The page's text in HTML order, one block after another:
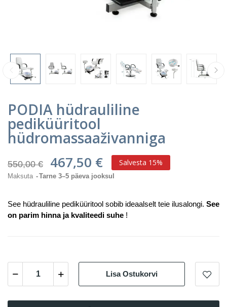
PODIA hüdrauliline
pediküüritool
hüdromassaaživanniga
550,00 € 467,50 € Salvesta 15%
Maksuta Tarne 3–5 päeva jooksul
See hüdrauliline pediküüritool sobib ideaalselt teie ilusalongi. See
on parim hinna ja kvaliteedi suhe !
Lisa Ostukorvi